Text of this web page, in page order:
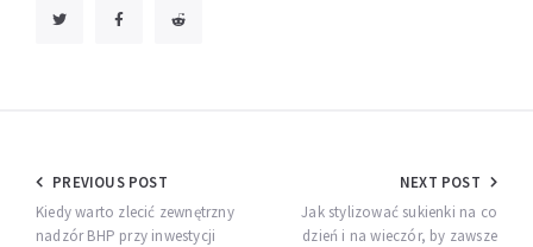
Nawigacja
wpisu
PREVIOUS POST
Kiedy warto zlecić zewnętrzny
nadzór BHP przy inwestycji
NEXT POST
Jak stylizować sukienki na co
dzień i na wieczór, by zawsze